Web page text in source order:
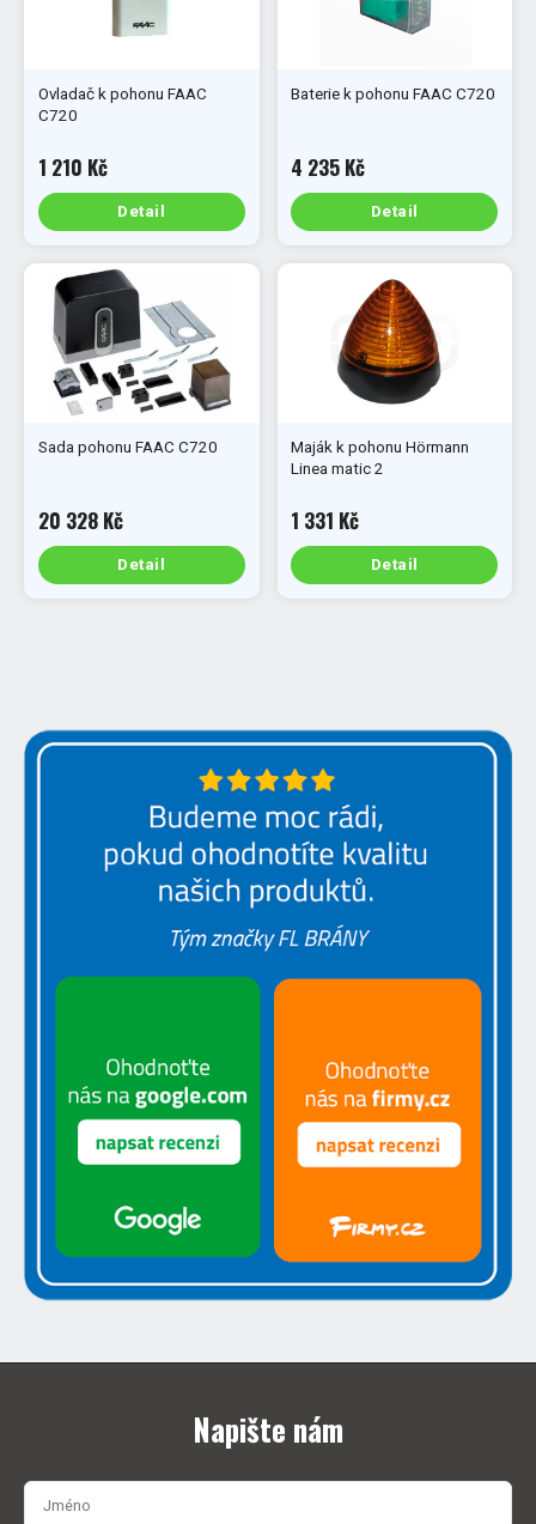
Ovladač k pohonu FAAC
C720
1 210 Kč
Detail
Baterie k pohonu FAAC C720
4 235 Kč
Detail
Sada pohonu FAAC C720
20 328 Kč
Detail
Maják k pohonu Hörmann
Linea matic 2
1 331 Kč
Detail
Napište nám